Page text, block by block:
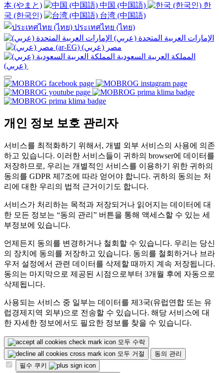
本 (やまと)
中国 (中国語)
한
국 (한국인)
台湾 (中国語)
ประเทศไทย (ไทย)
개인 정보 보호 관리자
서비스를 최적화하기 위해서, 개별 외부 서비스의 사용에 의존
하고 있습니다. 이러한 서비스들이 귀하의 browser에 데이터를
저장하므로, 우리는 개별적인 서비스를 이용하기 위한 귀하의
동의를 GDPR 제7조에 따라 얻어야 합니다. 귀하의 동의는 처
리에 대한 우리의 법적 근거이기도 합니다.
서비스가 처리하는 목적과 저장되거나 읽어지는 데이터에 대
한 모든 정보는 “동의 관리” 버튼을 통해 액세스할 수 있는 세
부정보에 있습니다.
언제든지 동의를 변경하거나 철회할 수 있습니다. 우리는 당신
의 장치에 동의를 저장하고 있습니다. 동의를 철회하거나 브라
우저 설정에서 관련 데이터를 삭제할 때까지 계속 저장됩니다.
동의는 마지막으로 제공된 시점으로부터 3개월 후에 자동으로
삭제됩니다.
사용되는 서비스 중 일부는 데이터를 제3국(유럽연합 또는 유
럽경제지역 외부)으로 전송할 수 있습니다. 해당 서비스에 대
한 자세한 정보에서도 필요한 정보를 찾을 수 있습니다.
모두 수락
모두 거절
동의 관리
필수 쿠키